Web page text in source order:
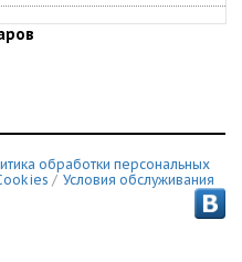
обработки персональных
/ Условия обслуживания